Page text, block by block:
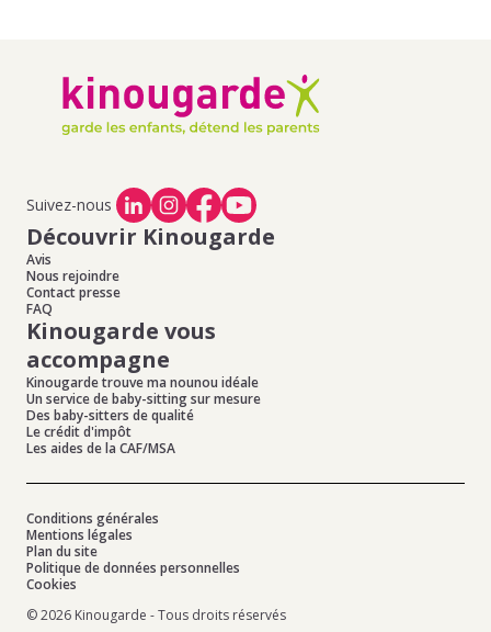
Suivez-nous
Découvrir Kinougarde
Avis
Nous rejoindre
Contact presse
FAQ
Kinougarde vous
accompagne
Kinougarde trouve ma nounou idéale
Un service de baby-sitting sur mesure
Des baby-sitters de qualité
Le crédit d'impôt
Les aides de la CAF/MSA
Conditions générales
Mentions légales
Plan du site
Politique de données personnelles
Cookies
© 2026 Kinougarde - Tous droits réservés